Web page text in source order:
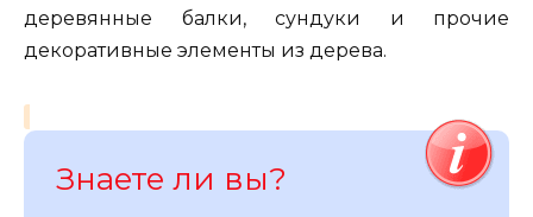
деревянные балки, сундуки и прочие
декоративные элементы из дерева.
Знаете ли вы?